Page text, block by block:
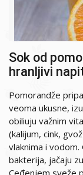
Sok od
hranljivi
Pomorandže
veoma ukusne,
obiliuju važnim
(kalijum, cink,
vlaknima i
bakterija, jačaju